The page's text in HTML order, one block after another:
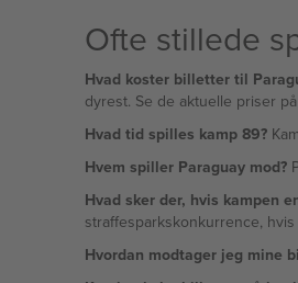
Ofte stillede
Hvad koster billetter til
dyrest. Se de aktuelle priser
Hvad tid spilles kamp 89?
Hvem spiller Paraguay mod?
Hvad sker der, hvis kampen
straffesparkskonkurrence,
Hvordan modtager jeg mine